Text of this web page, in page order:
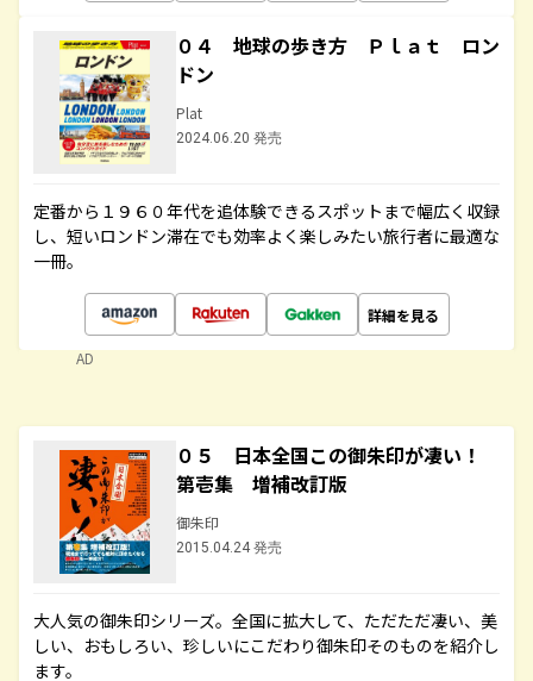
０４ 地球の歩き方 Ｐｌａｔ ロン
ドン
Plat
2024.06.20 発売
定番から１９６０年代を追体験できるスポットまで幅広く収録
し、短いロンドン滞在でも効率よく楽しみたい旅行者に最適な
一冊。
詳細を見る
AD
０５ 日本全国この御朱印が凄い！
第壱集 増補改訂版
御朱印
2015.04.24 発売
大人気の御朱印シリーズ。全国に拡大して、ただただ凄い、美
しい、おもしろい、珍しいにこだわり御朱印そのものを紹介し
ます。